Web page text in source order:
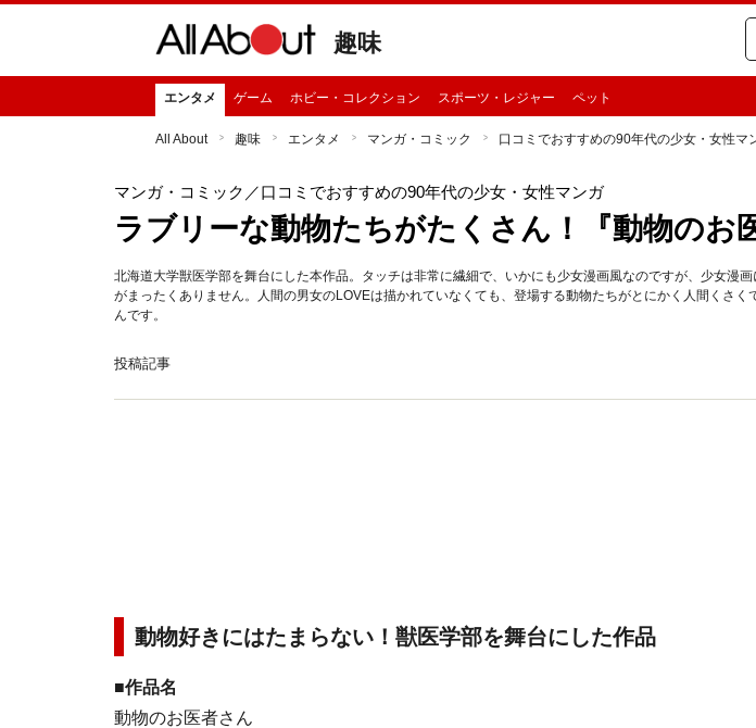
趣味
エンタメ ゲーム ホビー・コレクション スポーツ・レジャー ペット
All About 趣味 エンタメ マンガ・コミック 口コミでおすすめの90年代の少女・女性マ
マンガ・コミック ／口コミでおすすめの90年代の少女・女性マンガ
ラブリーな動物たちがたくさん！『動物のお
北海道大学獣医学部を舞台にした本作品。タッチは非常に繊細で、いかにも少女漫画風なのですが、少女漫
がまったくありません。人間の男女のLOVEは描かれていなくても、登場する動物たちがとにかく人間くさく
んです。
投稿記事
動物好きにはたまらない！獣医学部を舞台にした作品
■作品名
動物のお医者さん